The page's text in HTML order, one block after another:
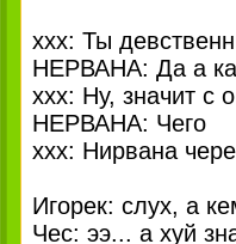
xxx: Ты
НЕРВАНА: Да а
xxx: Ну, значит с
НЕРВАНА: Чего
xxx: Нирвана
Игорек: слух, а
Чес: ээ... а хуй